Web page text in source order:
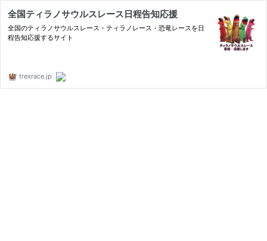
全国ティラノサウルスレース日程告知応援
全国のティラノサウルスレース・ティラノレース・恐竜レースを日
程告知応援するサイト
trexrace.jp